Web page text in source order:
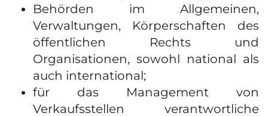
Behörden im Allgemeinen,
Verwaltungen, Körperschaften des
öffentlichen Rechts und
Organisationen, sowohl national als
auch international;
für das Management von
Verkaufsstellen verantwortliche